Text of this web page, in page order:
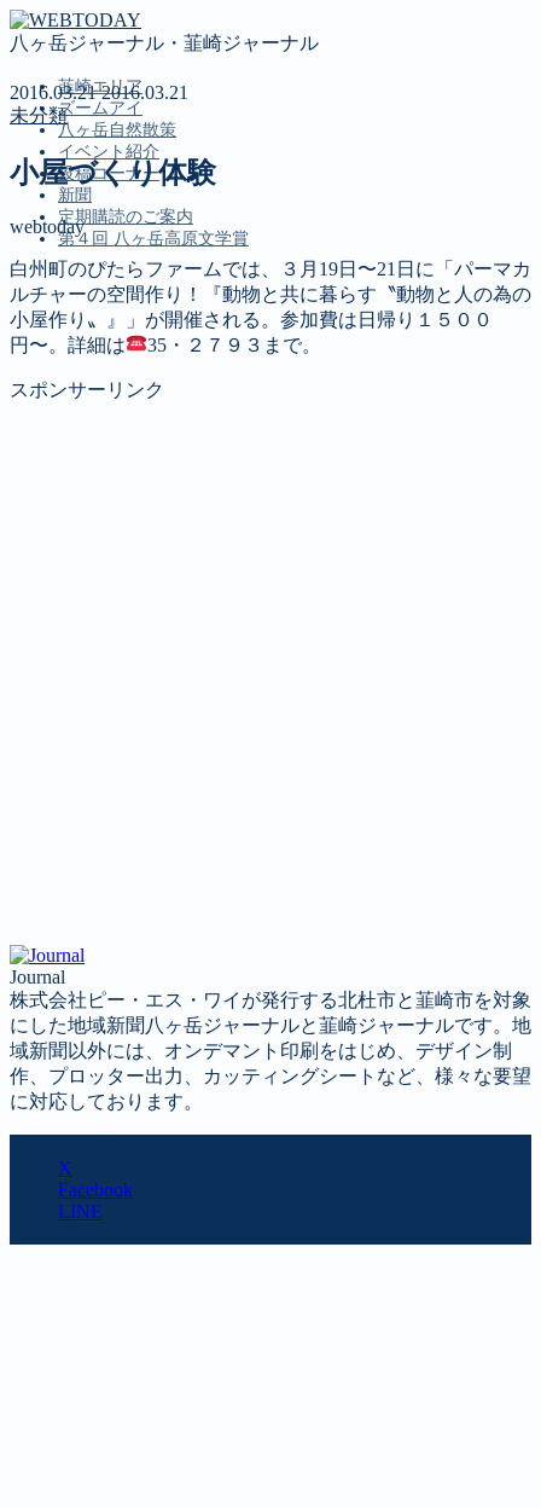
八ヶ岳ジャーナル・韮崎ジャーナル
韮崎エリア
ズームアイ
八ヶ岳自然散策
イベント紹介
投稿コーナー
新聞
定期購読のご案内
第４回 八ヶ岳高原文学賞
MENU
韮崎エリア
ズームアイ
八ヶ岳自然散策
2016.03.212016.03.21
未分類
小屋づくり体験
webtoday
白州町のぴたらファームでは、３月19日〜21日に「パーマカ
ルチャーの空間作り！『動物と共に暮らす〝動物と人の為の
小屋作り〟』」が開催される。参加費は日帰り１５００
円〜。詳細は
35・２７９３まで。
スポンサーリンク
Journal
株式会社ピー・エス・ワイが発行する北杜市と韮崎市を対象
にした地域新聞八ヶ岳ジャーナルと韮崎ジャーナルです。地
域新聞以外には、オンデマント印刷をはじめ、デザイン制
作、プロッター出力、カッティングシートなど、様々な要望
に対応しております。
X
Facebook
LINE